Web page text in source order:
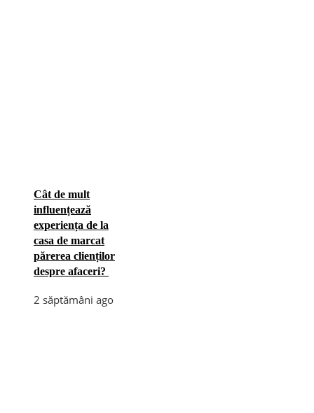
Cât de mult
influențează
experiența de la
casa de marcat
părerea clienților
despre afaceri?
2 săptămâni ago